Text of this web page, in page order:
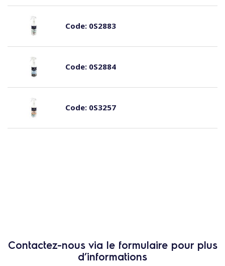
Code:0S2883
Code:0S2884
Code:0S3257
Contactez-nous via le formulaire pour plus
d’informations